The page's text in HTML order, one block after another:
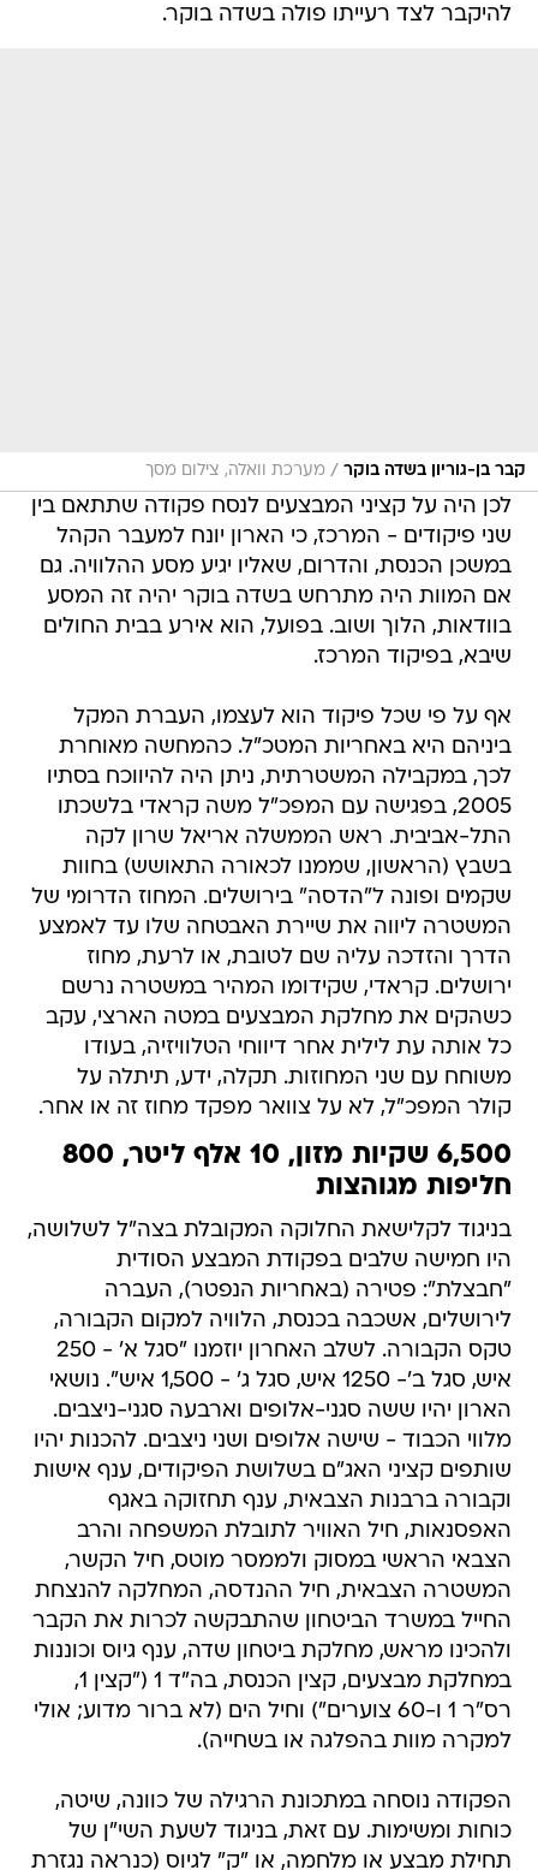
להיקבר לצד רעייתו פולה בשדה בוקר.
קבר בן-גוריון בשדה בוקר / מערכת וואלה, צילום מסך
לכן היה על קציני המבצעים לנסח פקודה שתתאם בין
שני פיקודים - המרכז, כי הארון יונח למעבר הקהל
במשכן הכנסת, והדרום, שאליו יגיע מסע ההלוויה. גם
אם המוות היה מתרחש בשדה בוקר יהיה זה המסע
בוודאות, הלוך ושוב. בפועל, הוא אירע בבית החולים
שיבא, בפיקוד המרכז.
אף על פי שכל פיקוד הוא לעצמו, העברת המקל
ביניהם היא באחריות המטכ"ל. כהמחשה מאוחרת
לכך, במקבילה המשטרתית, ניתן היה להיווכח בסתיו
2005, בפגישה עם המפכ"ל משה קראדי בלשכתו
התל-אביבית. ראש הממשלה אריאל שרון לקה
בשבץ (הראשון, שממנו לכאורה התאושש) בחוות
שקמים ופונה ל"הדסה" בירושלים. המחוז הדרומי של
המשטרה ליווה את שיירת האבטחה שלו עד לאמצע
הדרך והזדכה עליה שם לטובת, או לרעת, מחוז
ירושלים. קראדי, שקידומו המהיר במשטרה נרשם
כשהקים את מחלקת המבצעים במטה הארצי, עקב
כל אותה עת לילית אחר דיווחי הטלוויזיה, בעודו
משוחח עם שני המחוזות. תקלה, ידע, תיתלה על
קולר המפכ"ל, לא על צוואר מפקד מחוז זה או אחר.
6,500 שקיות מזון, 10 אלף ליטר, 800
חליפות מגוהצות
בניגוד לקלישאת החלוקה המקובלת בצה"ל לשלושה,
היו חמישה שלבים בפקודת המבצע הסודית
"חבצלת": פטירה (באחריות הנפטר), העברה
לירושלים, אשכבה בכנסת, הלוויה למקום הקבורה,
טקס הקבורה. לשלב האחרון יוזמנו "סגל א' - 250
איש, סגל ב'- 1250 איש, סגל ג' - 1,500 איש". נושאי
הארון יהיו ששה סגני-אלופים וארבעה סגני-ניצבים.
מלווי הכבוד - שישה אלופים ושני ניצבים. להכנות יהיו
שותפים קציני האג"ם בשלושת הפיקודים, ענף אישות
וקבורה ברבנות הצבאית, ענף תחזוקה באגף
האפסנאות, חיל האוויר לתובלת המשפחה והרב
הצבאי הראשי במסוק ולממסר מוטס, חיל הקשר,
המשטרה הצבאית, חיל ההנדסה, המחלקה להנצחת
החייל במשרד הביטחון שהתבקשה לכרות את הקבר
ולהכינו מראש, מחלקת ביטחון שדה, ענף גיוס וכוננות
במחלקת מבצעים, קצין הכנסת, בה"ד 1 ("קצין 1,
רס"ר 1 ו-60 צוערים") וחיל הים (לא ברור מדוע; אולי
למקרה מוות בהפלגה או בשחייה).
הפקודה נוסחה במתכונת הרגילה של כוונה, שיטה,
כוחות ומשימות. עם זאת, בניגוד לשעת השי"ן של
תחילת מבצע או מלחמה, או "ק" לגיוס (כנראה נגזרת